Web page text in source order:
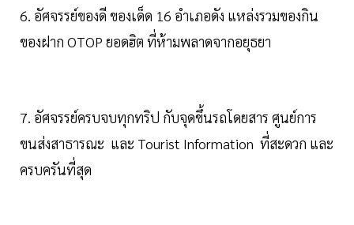
6. อัศจรรย์ของดี ของเด็ด 16 อำเภอดัง แหล่งรวมของกิน
ของฝาก OTOP ยอดฮิต ที่ห้ามพลาดจากอยุธยา
7. อัศจรรย์ครบจบทุกทริป กับจุดขึ้นรถโดยสาร ศูนย์การ
ขนส่งสาธารณะ และ Tourist Information ที่สะดวก และ
ครบครันที่สุด